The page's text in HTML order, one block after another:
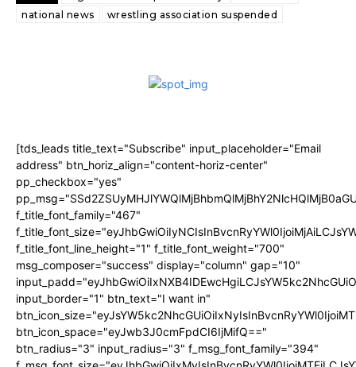
national news
wrestling association suspended
[tds_leads title_text="Subscribe" input_placeholder="Email
address" btn_horiz_align="content-horiz-center"
pp_checkbox="yes"
f_title_font_family="467"
f_title_font_line_height="1" f_title_font_weight="700"
msg_composer="success" display="column" gap="10"
input_border="1" btn_text="I want in"
btn_icon_space="eyJwb3J0cmFpdCI6IjMifQ=="
btn_radius="3" input_radius="3" f_msg_font_family="394"